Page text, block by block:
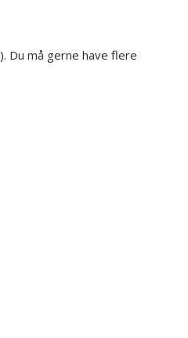
Du må gerne have flere